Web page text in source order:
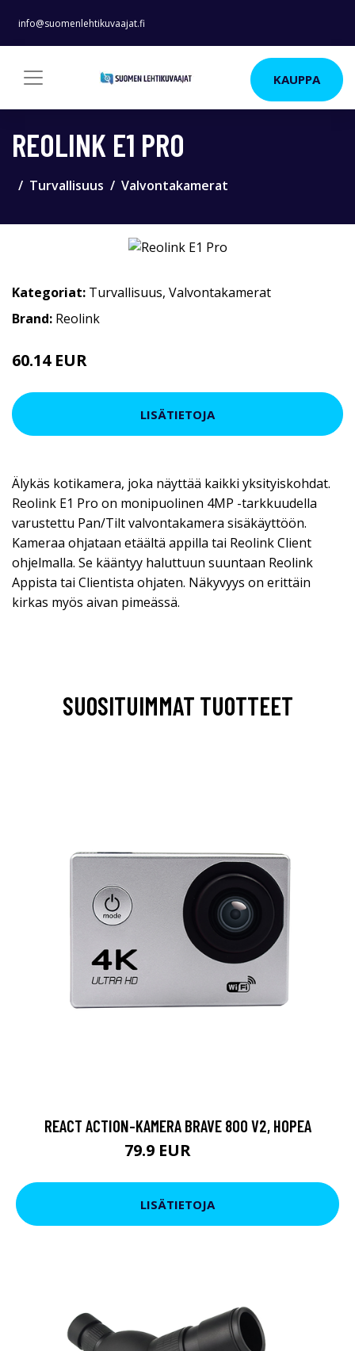
info@suomenlehtikuvaajat.fi
KAUPPA
REOLINK E1 PRO
Turvallisuus Valvontakamerat
Kategoriat: Turvallisuus, Valvontakamerat
Brand: Reolink
60.14 EUR
LISÄTIETOJA
Älykäs kotikamera, joka näyttää kaikki yksityiskohdat.
Reolink E1 Pro on monipuolinen 4MP -tarkkuudella
varustettu Pan/Tilt valvontakamera sisäkäyttöön.
Kameraa ohjataan etäältä appilla tai Reolink Client
ohjelmalla. Se kääntyy haluttuun suuntaan Reolink
Appista tai Clientista ohjaten. Näkyvyys on erittäin
kirkas myös aivan pimeässä.
SUOSITUIMMAT TUOTTEET
REACT ACTION-KAMERA BRAVE 800 V2, HOPEA
79.9 EUR
LISÄTIETOJA